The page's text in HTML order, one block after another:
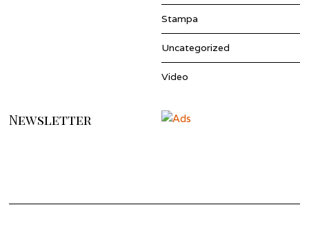
Stampa
Uncategorized
Video
Newsletter